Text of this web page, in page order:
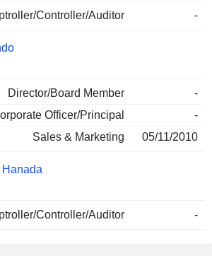
Controller/Auditor -
Director/Board Member
-
Officer/Principal
-
Sales & Marketing
05/11/2010
Controller/Auditor -